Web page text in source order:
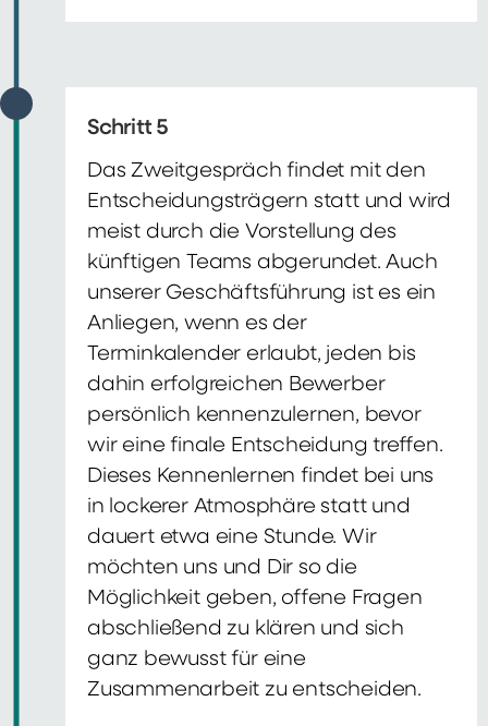
Schritt 5
Das Zweitgespräch findet mit den
Entscheidungsträgern statt und wird
meist durch die Vorstellung des
künftigen Teams abgerundet. Auch
unserer Geschäftsführung ist es ein
Anliegen, wenn es der
Terminkalender erlaubt, jeden bis
dahin erfolgreichen Bewerber
persönlich kennenzulernen, bevor
wir eine finale Entscheidung treffen.
Dieses Kennenlernen findet bei uns
in lockerer Atmosphäre statt und
dauert etwa eine Stunde. Wir
möchten uns und Dir so die
Möglichkeit geben, offene Fragen
abschließend zu klären und sich
ganz bewusst für eine
Zusammenarbeit zu entscheiden.